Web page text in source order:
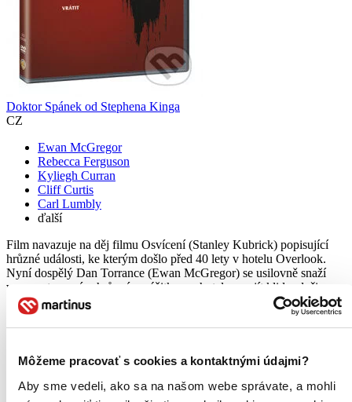
Môžeme pracovať s cookies a kontaktnými údajmi?
Aby sme vedeli, ako sa na našom webe správate, a mohli
Doktor Spánek od Stephena Kinga
CZ
Ewan McGregor
Rebecca Ferguson
Kyliegh Curran
Cliff Curtis
Carl Lumbly
ďalší
Film navazuje na děj filmu Osvícení (Stanley Kubrick) popisující
hrůzné události, ke kterým došlo před 40 lety v hotelu Overlook.
Nyní dospělý Dan Torrance (Ewan McGregor) se usilovně snaží
vyrovnat se svým hrůzným zážitkem z hotelu a najít klid v duši...
DVD film
3,80 €
Tento produkt momentálne nemáme na sklade, ale zvyčajne
vám ho vieme zabezpečiť a odoslať do 2 – 7 dní. A
posnažíme sa aj trochu rýchlejšie!
Pridať do zoznamu